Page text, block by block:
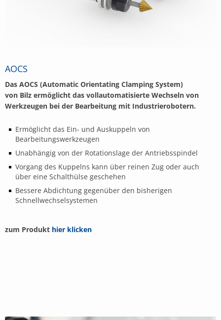
AOCS
Das AOCS (Automatic Orientating Clamping System)
von Bilz ermöglicht das vollautomatisierte Wechseln von
Werkzeugen bei der Bearbeitung mit Industrierobotern.
Ermöglicht das Ein- und Auskuppeln von
Bearbeitungswerkzeugen
Unabhängig von der Rotationslage der Antriebsspindel
Vorgang des Kuppelns kann über reinen Zug oder auch
über eine Schalthülse geschehen
Bessere Abdichtung gegenüber den bisherigen
Schnellwechselsystemen
zum Produkt hier klicken